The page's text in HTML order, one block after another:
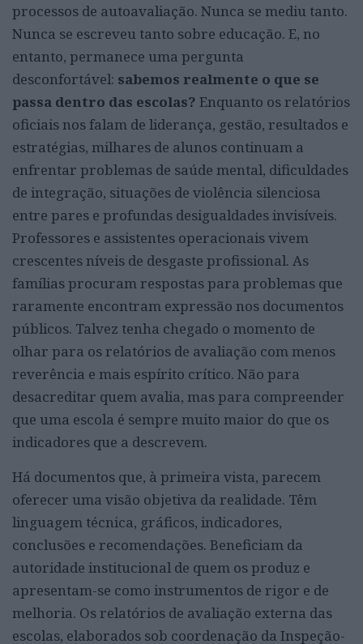
processos de autoavaliação. Nunca se mediu tanto.
Nunca se escreveu tanto sobre educação. E, no
entanto, permanece uma pergunta
desconfortável: sabemos realmente o que se
passa dentro das escolas? Enquanto os relatórios
oficiais nos falam de liderança, gestão, resultados e
estratégias, milhares de alunos continuam a
enfrentar problemas de saúde mental, dificuldades
de integração, situações de violência silenciosa
entre pares e profundas desigualdades invisíveis.
Professores e assistentes operacionais vivem
crescentes níveis de desgaste profissional. As
famílias procuram respostas para problemas que
raramente encontram expressão nos documentos
públicos. Talvez tenha chegado o momento de
olhar para os relatórios de avaliação com menos
reverência e mais espírito crítico. Não para
desacreditar quem avalia, mas para compreender
que uma escola é sempre muito maior do que os
indicadores que a descrevem.
Há documentos que, à primeira vista, parecem
oferecer uma visão objetiva da realidade. Têm
linguagem técnica, gráficos, indicadores,
conclusões e recomendações. Beneficiam da
autoridade institucional de quem os produz e
apresentam-se como instrumentos de rigor e de
melhoria. Os relatórios de avaliação externa das
escolas, elaborados sob coordenação da Inspeção-